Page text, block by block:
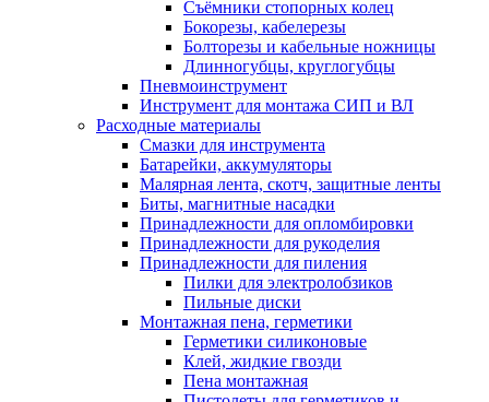
Съёмники стопорных колец
Бокорезы, кабелерезы
Болторезы и кабельные ножницы
Длинногубцы, круглогубцы
Пневмоинструмент
Инструмент для монтажа СИП и ВЛ
Расходные материалы
Смазки для инструмента
Батарейки, аккумуляторы
Малярная лента, скотч, защитные ленты
Биты, магнитные насадки
Принадлежности для опломбировки
Принадлежности для рукоделия
Принадлежности для пиления
Пилки для электролобзиков
Пильные диски
Монтажная пена, герметики
Герметики силиконовые
Клей, жидкие гвозди
Пена монтажная